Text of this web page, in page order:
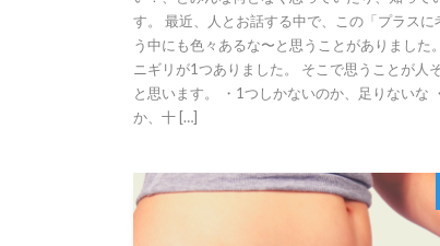
す。 最近、人とお話する中で、この「プラスに
う中にも色々あるな〜と思うことがありました
ニギリが1つありました。 そこで思うことが人
と思います。 ・1つしかないのか、足りないな
か、十 […]